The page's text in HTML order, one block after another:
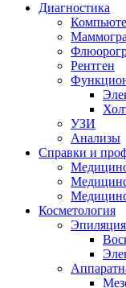
Диагностика
Рентген
УЗИ
Анализы
Справки и
Косметология
Эпиляция